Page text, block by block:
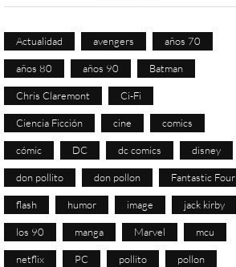
Actualidad avengers años 70
años 80 años 90 Batman
Chris Claremont Ci-Fi
Ciencia Ficción cine comics
cómic DC dc comics disney
don pollito don pollon Fantastic Four
flash humor image jack kirby
los 90 manga Marvel mcu
netflix PC pollito pollon